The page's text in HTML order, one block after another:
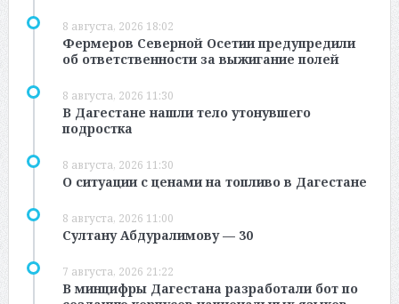
8 августа, 2026 18:02
Фермеров Северной Осетии предупредили
об ответственности за выжигание полей
8 августа, 2026 11:30
В Дагестане нашли тело утонувшего
подростка
8 августа, 2026 11:30
О ситуации с ценами на топливо в Дагестане
8 августа, 2026 11:00
Султану Абдуралимову — 30
7 августа, 2026 21:22
В минцифры Дагестана разработали бот по